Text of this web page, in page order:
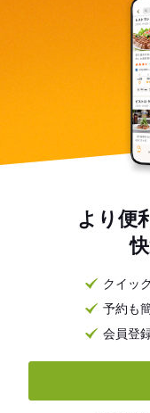
より便
クイッ
予約も
会員登